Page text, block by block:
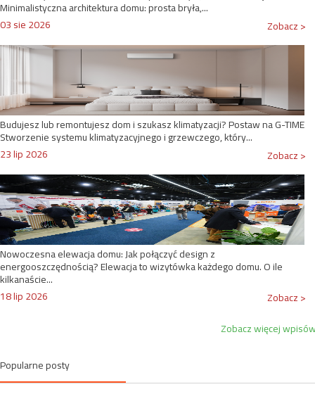
Minimalistyczna architektura domu: prosta bryła,...
03 sie 2026
Zobacz >
Budujesz lub remontujesz dom i szukasz klimatyzacji? Postaw na G-TIME
Stworzenie systemu klimatyzacyjnego i grzewczego, który...
23 lip 2026
Zobacz >
Nowoczesna elewacja domu: Jak połączyć design z
energooszczędnością? Elewacja to wizytówka każdego domu. O ile
kilkanaście...
18 lip 2026
Zobacz >
Zobacz więcej
Popularne posty